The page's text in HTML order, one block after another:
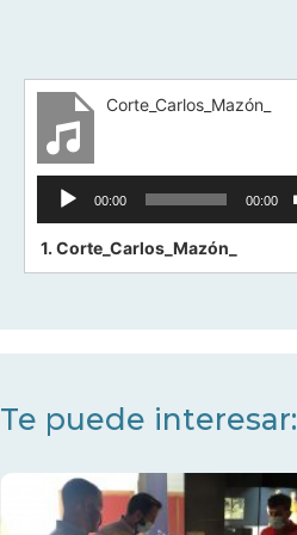
Corte_Carlos_Mazón_
Reproductor
audio
00:00 00:00
1. Corte_Carlos_Mazón_
Te puede interesar: